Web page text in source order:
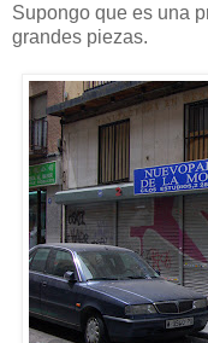
Supongo que es una
grandes piezas.